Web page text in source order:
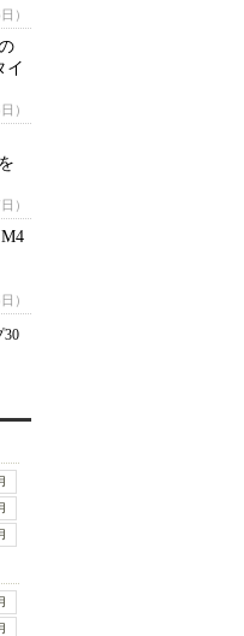
）
イ
）
）
）
30